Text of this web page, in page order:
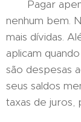
Pagar
nenhum bem.
mais dívidas.
aplicam
são despesas
seus saldos
taxas de juros,